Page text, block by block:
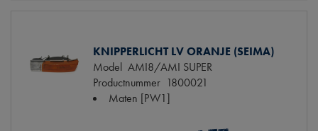
KNIPPERLICHT LV ORANJE (SEIMA)
Model AMI8/AMI SUPER
Productnummer 1800021
Maten [PW1]